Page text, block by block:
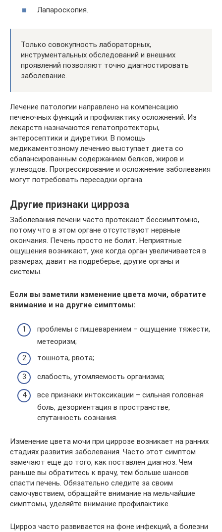
Лапароскопия.
Только совокупность лабораторных,
инструментальных обследований и внешних
проявлений позволяют точно диагностировать
заболевание.
Лечение патологии направлено на компенсацию
печеночных функций и профилактику осложнений. Из
лекарств назначаются гепатопротекторы,
энтеросептики и диуретики. В помощь
медикаментозному лечению выступает диета со
сбалансированным содержанием белков, жиров и
углеводов. Прогрессирование и осложнение заболевания
могут потребовать пересадки органа.
Другие признаки цирроза
Заболевания печени часто протекают бессимптомно,
потому что в этом органе отсутствуют нервные
окончания. Печень просто не болит. Неприятные
ощущения возникают, уже когда орган увеличивается в
размерах, давит на подреберье, другие органы и
системы.
Если вы заметили изменение цвета мочи, обратите
внимание и на другие симптомы:
проблемы с пищеварением – ощущение тяжести,
метеоризм;
тошнота, рвота;
слабость, утомляемость организма;
все признаки интоксикации – сильная головная
боль, дезориентация в пространстве,
спутанность сознания.
Изменение цвета мочи при циррозе возникает на ранних
стадиях развития заболевания. Часто этот симптом
замечают еще до того, как поставлен диагноз. Чем
раньше вы обратитесь к врачу, тем больше шансов
спасти печень. Обязательно следите за своим
самочувствием, обращайте внимание на мельчайшие
симптомы, уделяйте внимание профилактике.
Цирроз часто развивается на фоне инфекций, а болезни